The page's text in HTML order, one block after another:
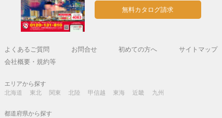
無料カタログ請求
よくあるご質問 お問合せ 初めての方へ
サイトマップ
会社概要・規約等
エリアから探す
北海道
東北 関東 北陸 甲信越 東海 近畿 九州
都道府県から探す